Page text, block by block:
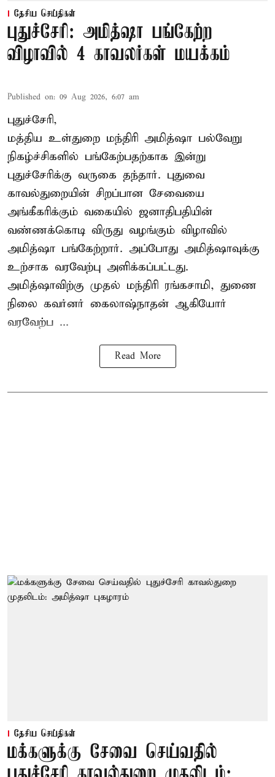
தேசிய செய்திகள்
புதுச்சேரி: அமித்ஷா பங்கேற்ற
விழாவில் 4 காவலர்கள் மயக்கம்
Published on: 09 Aug 2026, 6:07 am
புதுச்சேரி,
மத்திய உள்துறை மந்திரி அமித்ஷா பல்வேறு
நிகழ்ச்சிகளில் பங்கேற்பதற்காக இன்று
புதுச்சேரிக்கு வருகை தந்தார். புதுவை
காவல்துறையின் சிறப்பான சேவையை
அங்கீகரிக்கும் வகையில் ஜனாதிபதியின்
வண்ணக்கொடி விருது வழங்கும் விழாவில்
அமித்ஷா பங்கேற்றார். அப்போது அமித்ஷாவுக்கு
உற்சாக வரவேற்பு அளிக்கப்பட்டது.
அமித்ஷாவிற்கு முதல் மந்திரி ரங்கசாமி, துணை
நிலை கவர்னர் கைலாஷ்நாதன் ஆகியோர்
வரவேற்ப ...
Read More
தேசிய செய்திகள்
மக்களுக்கு சேவை செய்வதில்